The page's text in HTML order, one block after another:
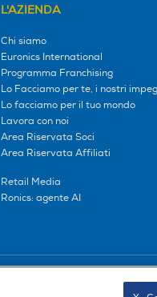
L'AZIENDA
Chi siamo
Euronics International
Programma Franchising
Lo Facciamo per te, i nostri
Lo facciamo per il tuo mondo
Lavora con noi
Area Riservata Soci
Area Riservata Affiliati
Retail Media
Ronics: agente AI